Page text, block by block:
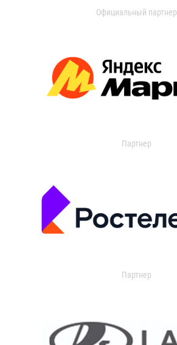
Официальный партнер
Партнер
Партнер